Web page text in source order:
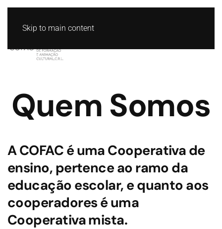
Skip to main content
Quem Somos
A COFAC é uma Cooperativa de
ensino, pertence ao ramo da
educação escolar, e quanto aos
cooperadores é uma
Cooperativa mista.